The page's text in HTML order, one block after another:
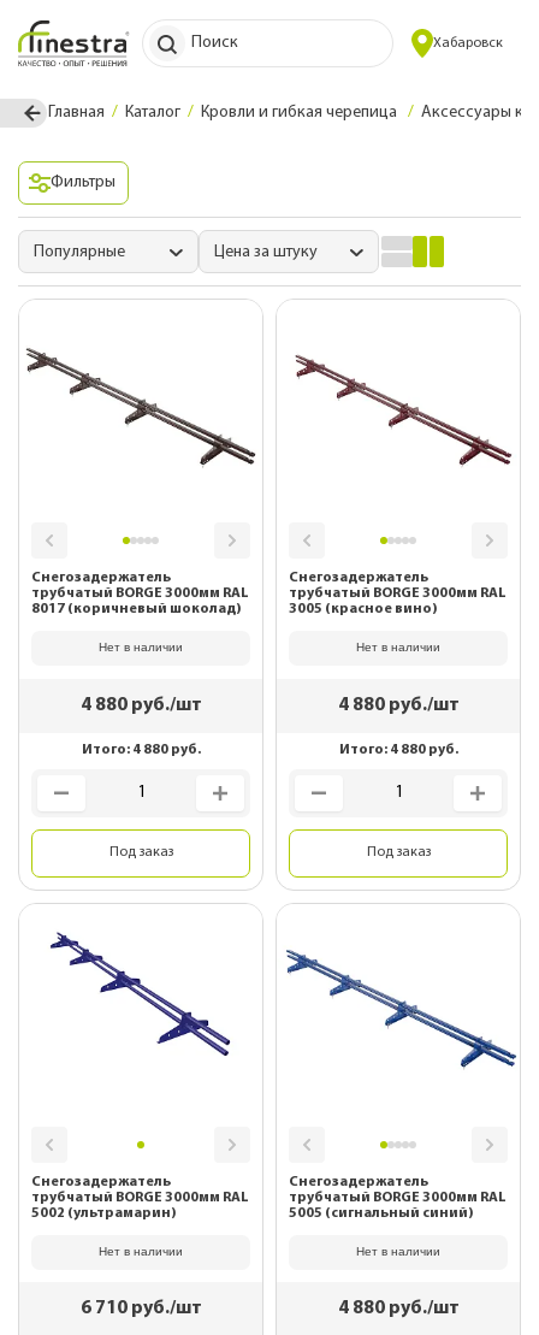
Поиск Хабаровск
Главная Каталог Кровли и гибкая черепица Аксессуары к
Фильтры
Популярные Цена за штуку
Снегозадержатель
трубчатый BORGE 3000мм RAL
8017 (коричневый шоколад)
Нет в наличии
4 880руб./шт
Итого: 4 880руб.
Под заказ
Снегозадержатель
трубчатый BORGE 3000мм RAL
3005 (красное вино)
Нет в наличии
4 880руб./шт
Итого: 4 880руб.
Под заказ
Снегозадержатель
трубчатый BORGE 3000мм RAL
5002 (ультрамарин)
Нет в наличии
6 710руб./шт
Снегозадержатель
трубчатый BORGE 3000мм RAL
5005 (сигнальный синий)
Нет в наличии
4 880руб./шт